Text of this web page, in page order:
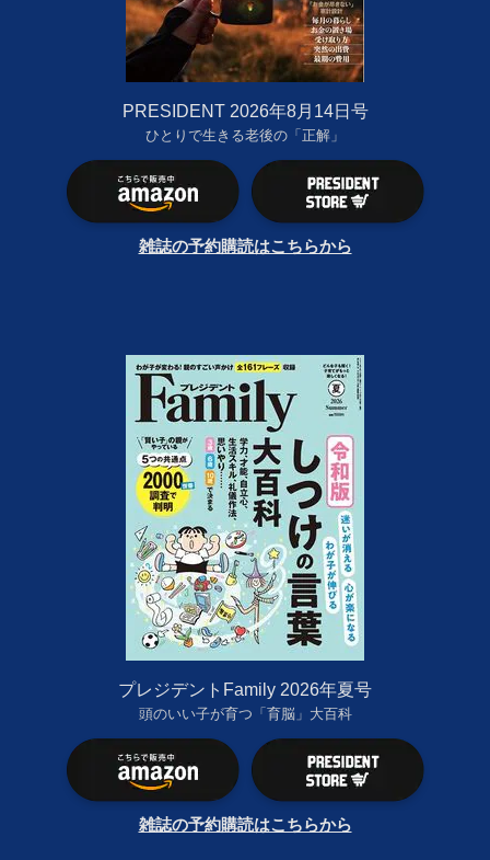
PRESIDENT 2026年8月14日号
ひとりで生きる老後の「正解」
雑誌の予約購読はこちらから
プレジデントFamily 2026年夏号
頭のいい子が育つ「育脳」大百科
雑誌の予約購読はこちらから